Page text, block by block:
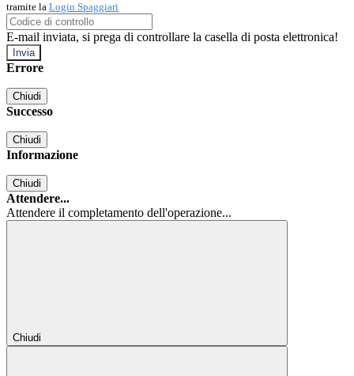
tramite la Login Spaggiari
E-mail inviata, si prega di controllare la casella di posta elettronica!
Errore
Chiudi
Successo
Chiudi
Informazione
Chiudi
Attendere...
Attendere il completamento dell'operazione...
Chiudi